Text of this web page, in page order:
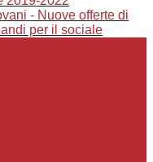
- Nuove offerte di
per il sociale